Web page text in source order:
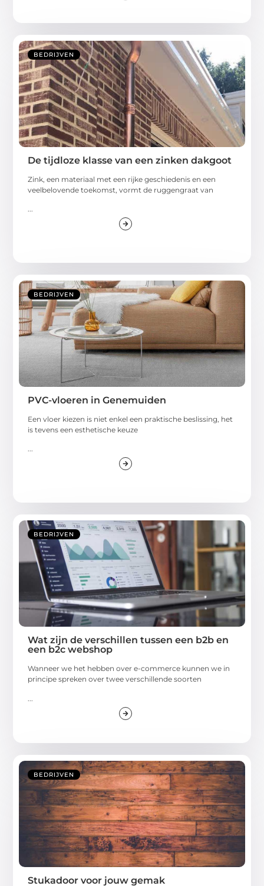
BEDRIJVEN
De tijdloze klasse van een zinken dakgoot
Zink, een materiaal met een rijke geschiedenis en een
veelbelovende toekomst, vormt de ruggengraat van
BEDRIJVEN
PVC-vloeren in Genemuiden
Een vloer kiezen is niet enkel een praktische beslissing, het
is tevens een esthetische keuze
...
BEDRIJVEN
Wat zijn de verschillen tussen een b2b en
een b2c webshop
Wanneer we het hebben over e-commerce kunnen we in
principe spreken over twee verschillende soorten
BEDRIJVEN
Stukadoor voor jouw gemak